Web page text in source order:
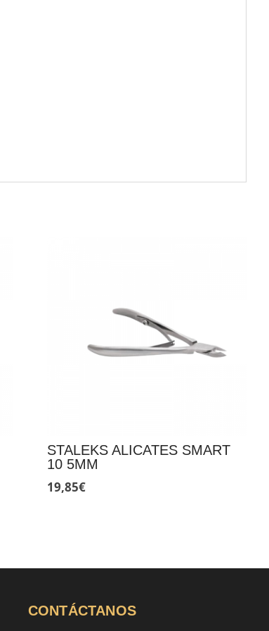
STALEKS ALICATES SMART
10 5MM
19,85€
CONTÁCTANOS